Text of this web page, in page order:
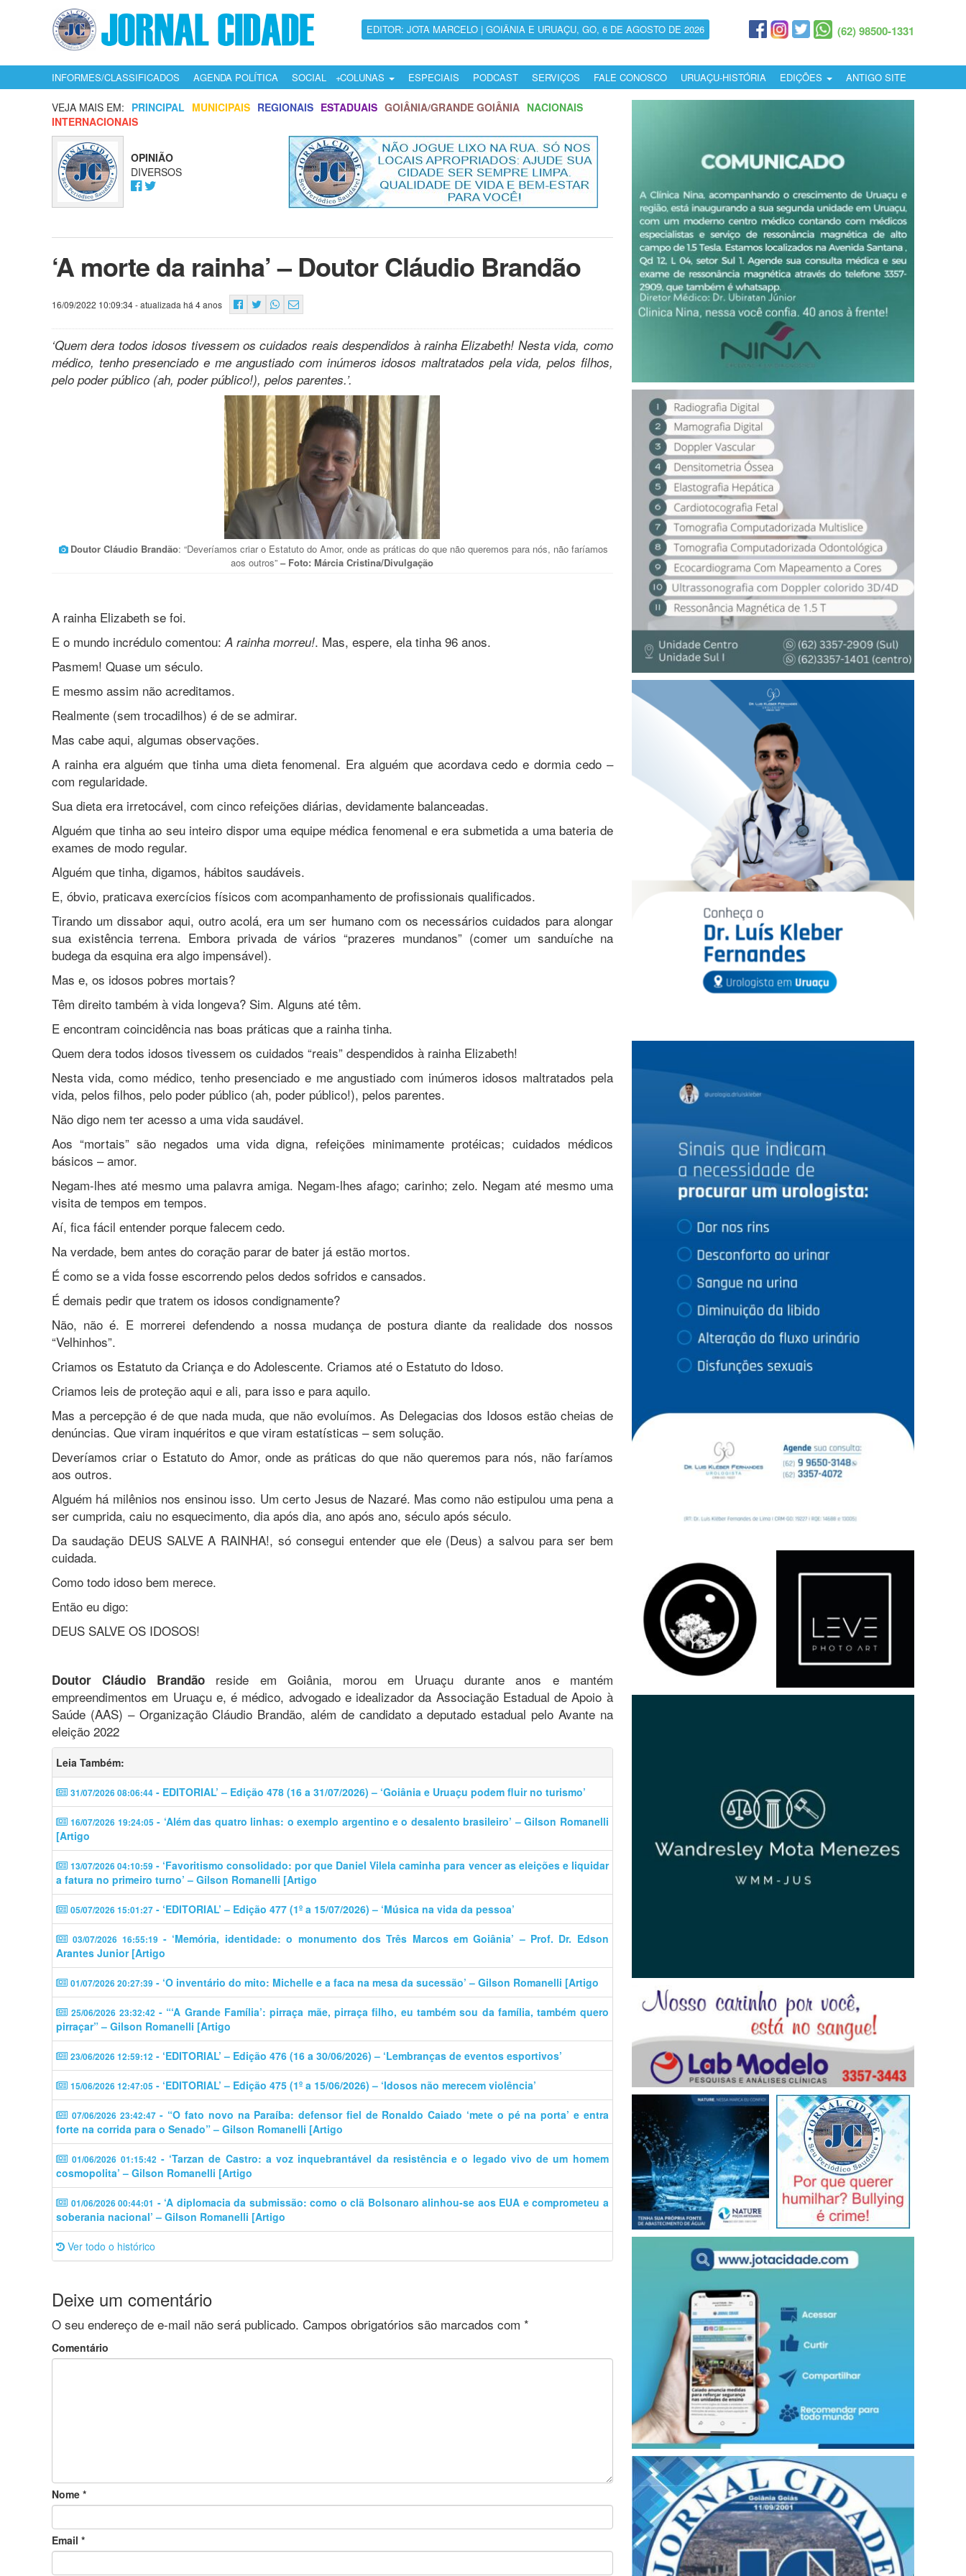
EDITOR: JOTA MARCELO | GOIÂNIA E URUAÇU, GO, 6 DE AGOSTO DE 2026 (62) 98500-1331
INFORMES/CLASSIFICADOS AGENDA POLÍTICA SOCIAL COLUNAS ESPECIAIS PODCAST SERVIÇOS FALE CONOSCO URUAÇU-HISTÓRIA EDIÇÕES ANTIGO SITE
VEJA MAIS EM: PRINCIPAL MUNICIPAIS REGIONAIS ESTADUAIS GOIÂNIA/GRANDE GOIÂNIA NACIONAIS
INTERNACIONAIS
OPINIÃO
DIVERSOS
‘A morte da rainha’ – Doutor Cláudio Brandão
16/09/2022 10:09:34- atualizada há 4 anos
‘Quem dera todos idosos tivessem os cuidados reais despendidos à rainha Elizabeth! Nesta vida, como
médico, tenho presenciado e me angustiado com inúmeros idosos maltratados pela vida, pelos filhos,
pelo poder público (ah, poder público!), pelos parentes.’.
Doutor Cláudio Brandão: “Deveríamos criar o Estatuto do Amor, onde as práticas do que não queremos para nós, não faríamos
aos outros”– Foto: Márcia Cristina/Divulgação
A rainha Elizabeth se foi.
E o mundo incrédulo comentou:A rainha morreu!. Mas, espere, ela tinha 96 anos.
Pasmem! Quase um século.
E mesmo assim não acreditamos.
Realmente (sem trocadilhos) é de se admirar.
Mas cabe aqui, algumas observações.
A rainha era alguém que tinha uma dieta fenomenal. Era alguém que acordava cedo e dormia cedo –
com regularidade.
Sua dieta era irretocável, com cinco refeições diárias, devidamente balanceadas.
Alguém que tinha ao seu inteiro dispor uma equipe médica fenomenal e era submetida a uma bateria de
exames de modo regular.
Alguém que tinha, digamos, hábitos saudáveis.
E, óbvio, praticava exercícios físicos com acompanhamento de profissionais qualificados.
Tirando um dissabor aqui, outro acolá, era um ser humano com os necessários cuidados para alongar
sua existência terrena. Embora privada de vários “prazeres mundanos” (comer um sanduíche na
budega da esquina era algo impensável).
Mas e, os idosos pobres mortais?
Têm direito também à vida longeva? Sim. Alguns até têm.
E encontram coincidência nas boas práticas que a rainha tinha.
Quem dera todos idosos tivessem os cuidados “reais” despendidos à rainha Elizabeth!
Nesta vida, como médico, tenho presenciado e me angustiado com inúmeros idosos maltratados pela
vida, pelos filhos, pelo poder público (ah, poder público!), pelos parentes.
Não digo nem ter acesso a uma vida saudável.
Aos “mortais” são negados uma vida digna, refeições minimamente protéicas; cuidados médicos
básicos – amor.
Negam-lhes até mesmo uma palavra amiga. Negam-lhes afago; carinho; zelo. Negam até mesmo uma
visita de tempos em tempos.
Aí, fica fácil entender porque falecem cedo.
Na verdade, bem antes do coração parar de bater já estão mortos.
É como se a vida fosse escorrendo pelos dedos sofridos e cansados.
É demais pedir que tratem os idosos condignamente?
Não, não é. E morrerei defendendo a nossa mudança de postura diante da realidade dos nossos
“Velhinhos”.
Criamos os Estatuto da Criança e do Adolescente. Criamos até o Estatuto do Idoso.
Criamos leis de proteção aqui e ali, para isso e para aquilo.
Mas a percepção é de que nada muda, que não evoluímos. As Delegacias dos Idosos estão cheias de
denúncias. Que viram inquéritos e que viram estatísticas – sem solução.
Deveríamos criar o Estatuto do Amor, onde as práticas do que não queremos para nós, não faríamos
aos outros.
Alguém há milênios nos ensinou isso. Um certo Jesus de Nazaré. Mas como não estipulou uma pena a
ser cumprida, caiu no esquecimento, dia após dia, ano após ano, século após século.
Da saudação DEUS SALVE A RAINHA!, só consegui entender que ele (Deus) a salvou para ser bem
cuidada.
Como todo idoso bem merece.
Então eu digo:
DEUS SALVE OS IDOSOS!
Doutor Cláudio Brandão reside em Goiânia, morou em Uruaçu durante anos e mantém
empreendimentos em Uruaçu e, é médico, advogado e idealizador da Associação Estadual de Apoio à
Saúde (AAS) – Organização Cláudio Brandão, além de candidato a deputado estadual pelo Avante na
eleição 2022
Leia Também:
31/07/2026 08:06:44 - EDITORIAL’ – Edição 478 (16 a 31/07/2026) – ‘Goiânia e Uruaçu podem fluir no turismo’
16/07/2026 19:24:05 - ‘Além das quatro linhas: o exemplo argentino e o desalento brasileiro’ – Gilson Romanelli
[Artigo
13/07/2026 04:10:59 - ‘​​Favoritismo consolidado: por que Daniel Vilela caminha para vencer as eleições e liquidar
a fatura no primeiro turno’ – Gilson Romanelli [Artigo
05/07/2026 15:01:27 - ‘EDITORIAL’ – Edição 477 (1º a 15/07/2026) – ‘Música na vida da pessoa’
03/07/2026 16:55:19 - ‘Memória, identidade: o monumento dos Três Marcos em Goiânia’ – Prof. Dr. Edson
Arantes Junior [Artigo
01/07/2026 20:27:39 - ‘O inventário do mito: Michelle e a faca na mesa da sucessão’ – Gilson Romanelli [Artigo
25/06/2026 23:32:42 - “‘A Grande Família’: pirraça mãe, pirraça filho, eu também sou da família, também quero
pirraçar” – Gilson Romanelli [Artigo
23/06/2026 12:59:12 - ‘EDITORIAL’ – Edição 476 (16 a 30/06/2026) – ‘Lembranças de eventos esportivos’
15/06/2026 12:47:05 - ‘EDITORIAL’ – Edição 475 (1º a 15/06/2026) – ‘Idosos não merecem violência’
07/06/2026 23:42:47- “O fato novo na Paraíba: defensor fiel de Ronaldo Caiado ‘mete o pé na porta’ e entra
forte na corrida para o Senado” – Gilson Romanelli [Artigo
01/06/2026 01:15:42 - ‘Tarzan de Castro: a voz inquebrantável da resistência e o legado vivo de um homem
cosmopolita’ – Gilson Romanelli [Artigo
01/06/2026 00:44:01 - ‘A diplomacia da submissão: como o clã Bolsonaro alinhou-se aos EUA e comprometeu a
soberania nacional’ – Gilson Romanelli [Artigo
Ver todo o histórico
Deixe um comentário
O seu endereço de e-mail não será publicado. Campos obrigatórios são marcados com *
Comentário
Nome *
Email *